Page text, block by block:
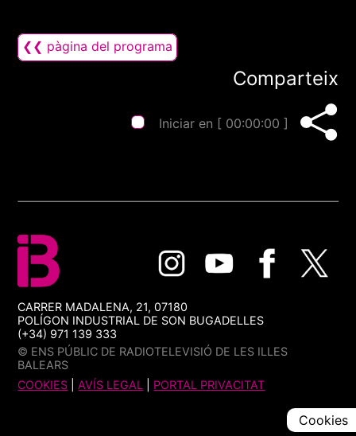
❮❮ pàgina del programa
Comparteix
Iniciar en [ 00:00:00 ]
CARRER MADALENA, 21, 07180
POLÍGON INDUSTRIAL DE SON BUGADELLES
(+34) 971 139 333
© ENS PÚBLIC DE RADIOTELEVISIÓ DE LES ILLES
BALEARS
COOKIES |AVÍS LEGAL PORTAL PRIVACITAT
Cookies